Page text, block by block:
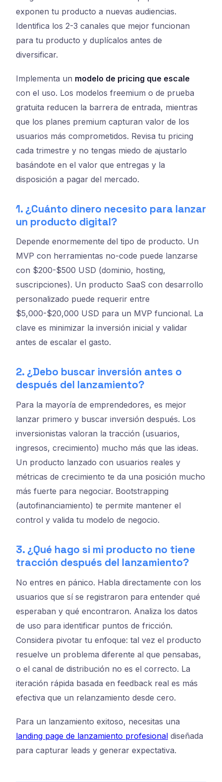
exponen tu producto a nuevas audiencias.
Identifica los 2-3 canales que mejor funcionan
para tu producto y duplícalos antes de
diversificar.
Implementa un modelo de pricing que escale
con el uso. Los modelos freemium o de prueba
gratuita reducen la barrera de entrada, mientras
que los planes premium capturan valor de los
usuarios más comprometidos. Revisa tu pricing
cada trimestre y no tengas miedo de ajustarlo
basándote en el valor que entregas y la
disposición a pagar del mercado.
1. ¿Cuánto dinero necesito para lanzar
un producto digital?
Depende enormemente del tipo de producto. Un
MVP con herramientas no-code puede lanzarse
con $200-$500 USD (dominio, hosting,
suscripciones). Un producto SaaS con desarrollo
personalizado puede requerir entre
$5,000-$20,000 USD para un MVP funcional. La
clave es minimizar la inversión inicial y validar
antes de escalar el gasto.
2. ¿Debo buscar inversión antes o
después del lanzamiento?
Para la mayoría de emprendedores, es mejor
lanzar primero y buscar inversión después. Los
inversionistas valoran la tracción (usuarios,
ingresos, crecimiento) mucho más que las ideas.
Un producto lanzado con usuarios reales y
métricas de crecimiento te da una posición mucho
más fuerte para negociar. Bootstrapping
(autofinanciamiento) te permite mantener el
control y valida tu modelo de negocio.
3. ¿Qué hago si mi producto no tiene
tracción después del lanzamiento?
No entres en pánico. Habla directamente con los
usuarios que sí se registraron para entender qué
esperaban y qué encontraron. Analiza los datos
de uso para identificar puntos de fricción.
Considera pivotar tu enfoque: tal vez el producto
resuelve un problema diferente al que pensabas,
o el canal de distribución no es el correcto. La
iteración rápida basada en feedback real es más
efectiva que un relanzamiento desde cero.
Para un lanzamiento exitoso, necesitas una
landing page de lanzamiento profesional diseñada
para capturar leads y generar expectativa.